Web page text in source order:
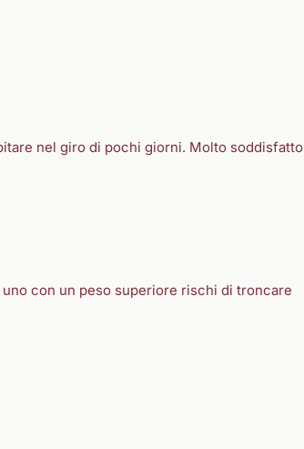
nel giro di pochi giorni. Molto soddisfatto
con un peso superiore rischi di troncare